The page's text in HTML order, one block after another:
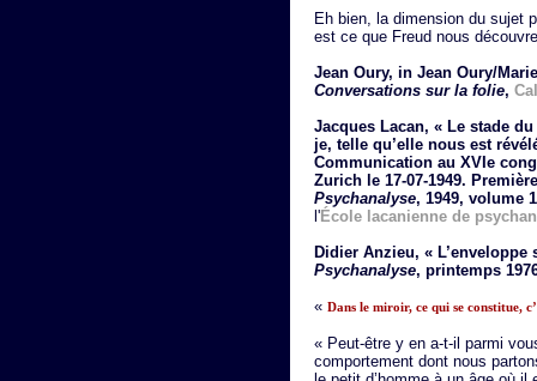
Eh bien, la dimension du sujet
est ce que Freud nous
Jean Oury, in Jean Oury/
Conversations sur la folie,
Jacques Lacan, « Le stade
je, telle qu’elle nous est
Communication au XVIe
Zurich le 17-07-1949.
Psychanalyse, 1949, volume
l'École lacanienne de
Didier Anzieu, «
Psychanalyse, printemps
« Dans le miroir, ce qui se constitue,
« Peut-être y en a-t-il parmi
comportement dont nous